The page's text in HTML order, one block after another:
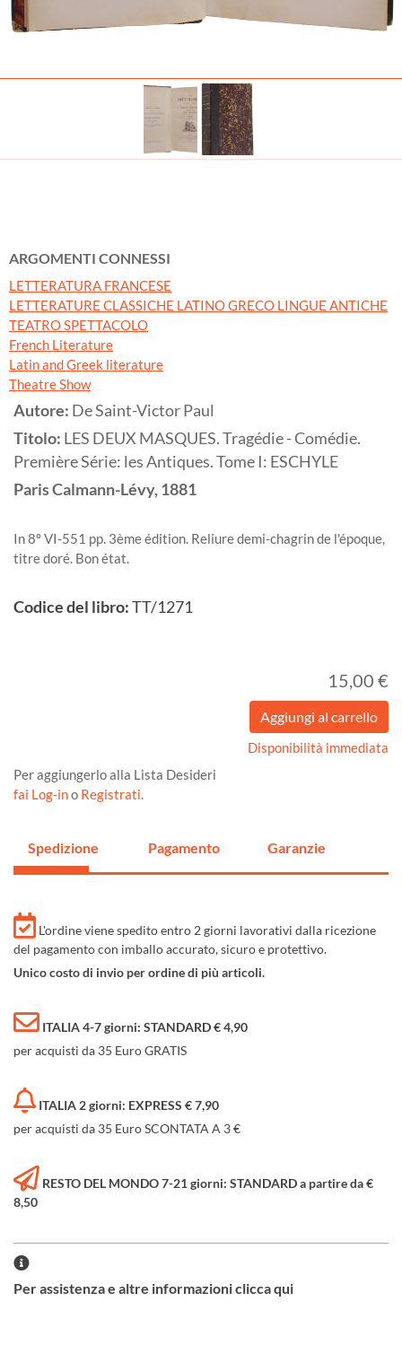
ARGOMENTI CONNESSI
LETTERATURA FRANCESE
LETTERATURE CLASSICHE LATINO GRECO LINGUE ANTICHE
TEATRO SPETTACOLO
French Literature
Latin and Greek literature
Theatre Show
Autore: De Saint-Victor Paul
Titolo: LES DEUX MASQUES. Tragédie - Comédie.
Première Série: les Antiques. Tome I: ESCHYLE
ParisCalmann-Lévy,1881
In 8º VI-551 pp. 3ème édition. Reliure demi-chagrin de l'époque,
titre doré. Bon état.
Codice del libro:TT/1271
15,00 €
Disponibilità immediata
Per aggiungerlo alla Lista Desideri
fai Log-ino Registrati.
Spedizione Pagamento Garanzie
L'ordine viene spedito entro 2 giorni lavorativi dalla ricezione
del pagamento con imballo accurato, sicuro e protettivo.
Unico costo di invio per ordine di più articoli.
ITALIA 4-7 giorni: STANDARD € 4,90
per acquisti da 35 Euro GRATIS
ITALIA 2 giorni: EXPRESS € 7,90
per acquisti da 35 Euro SCONTATA A 3 €
RESTO DEL MONDO 7-21 giorni: STANDARD a partire da €
8,50
Per assistenza e altre informazioni clicca qui